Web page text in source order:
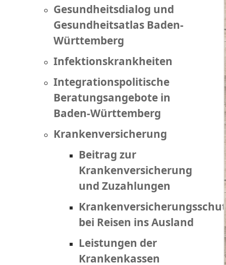
Gesundheitsdialog und
Gesundheitsatlas Baden-
Württemberg
Infektionskrankheiten
Integrationspolitische
Beratungsangebote in
Baden-Württemberg
Krankenversicherung
Beitrag zur
Krankenversicherung
und Zuzahlungen
bei Reisen ins Ausland
Leistungen der
Krankenkassen